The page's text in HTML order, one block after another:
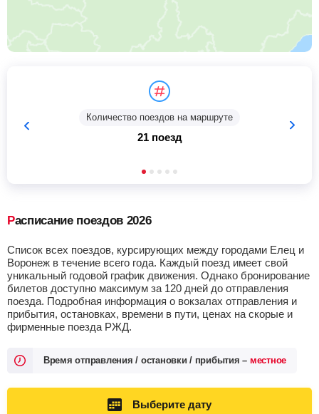
Количество поездов на маршруте
21 поезд
Расписание поездов 2026
Список всех поездов, курсирующих между городами Елец и
Воронеж в течение всего года. Каждый поезд имеет свой
уникальный годовой график движения. Однако бронирование
билетов доступно максимум за 120 дней до отправления
поезда. Подробная информация о вокзалах отправления и
прибытия, остановках, времени в пути, ценах на скорые и
фирменные поезда РЖД.
Время отправления / остановки / прибытия – местное
Выберите дату